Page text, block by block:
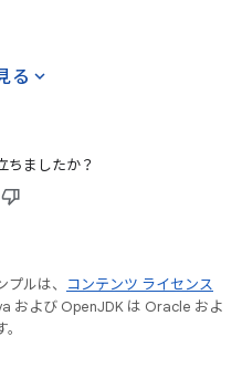
る expand_more
ちましたか？
ルは、
コンテンツ ライセンス
および OpenJDK は Oracle およ